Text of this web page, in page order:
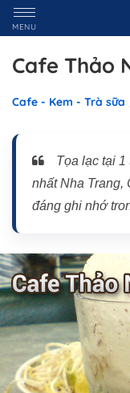
MENU
Cafe Thảo
Cafe - Kem - Trà sữa
Tọa lạc tại
nhất Nha Trang,
đáng ghi nhớ